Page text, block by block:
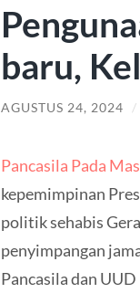
baru,
AGUSTUS 24, 2024 /
Pancasila Pada
kepemimpinan
politik sehabis
penyimpangan
Pancasila dan